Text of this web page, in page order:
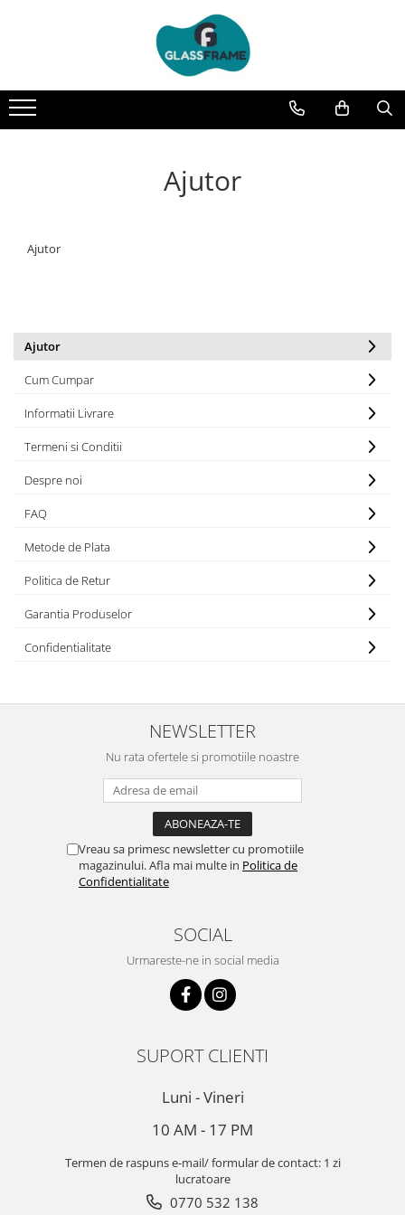
Ajutor
Ajutor
Ajutor
Cum Cumpar
Informatii Livrare
Termeni si Conditii
Despre noi
FAQ
Metode de Plata
Politica de Retur
Garantia Produselor
Confidentialitate
NEWSLETTER
Nu rata ofertele si promotiile noastre
Vreau sa primesc newsletter cu promotiile
magazinului. Afla mai multe in Politica de
Confidentialitate
SOCIAL
Urmareste-ne in social media
SUPORT CLIENTI
Luni - Vineri
10 AM - 17 PM
Termen de raspuns e-mail/ formular de contact: 1 zi
lucratoare
0770 532 138